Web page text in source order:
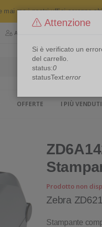
mai ma i nostri uffici saranno
Area Riservata
OFFERTE I PIÙ VENDUTI
Prodotto non
Zebra ZD621
Stampante
Attenzione
Si è verificato un
del carrello.
status:0
statusText:error